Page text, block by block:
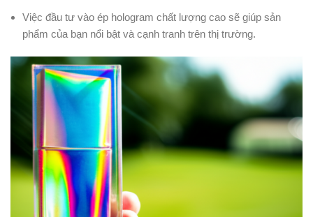
Việc đầu tư vào ép hologram chất lượng cao sẽ giúp sản
phẩm của bạn nổi bật và cạnh tranh trên thị trường.